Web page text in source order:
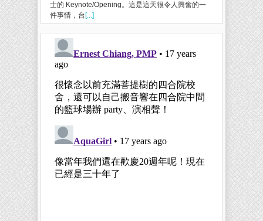
士的 Keynote/Opening。這是這天很令人興奮的一
件事情，台[...]